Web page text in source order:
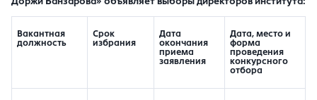
Вакантная
должность
Срок
избрания
Дата
окончания
приема
заявления
Дата, место и
форма
проведения
конкурсного
отбора